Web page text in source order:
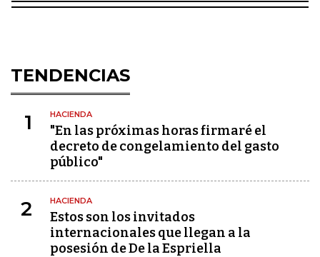
TENDENCIAS
1 HACIENDA
"En las próximas horas firmaré el
decreto de congelamiento del gasto
público"
2 HACIENDA
Estos son los invitados
internacionales que llegan a la
posesión de De la Espriella